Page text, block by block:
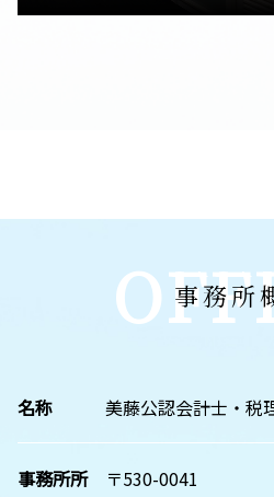
事務所
名称 美藤公認会計士・税
事務所所
〒530-0041